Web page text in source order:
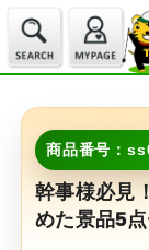
商品番号：
幹事様必見
めた景品5